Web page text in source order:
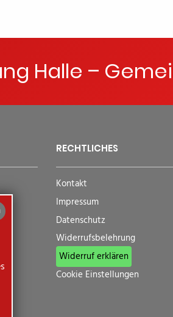
Halle –
RECHTLICHES
Kontakt
Impressum
Datenschutz
Widerrufsbelehrung
Widerruf erklären
Cookie Einstellungen